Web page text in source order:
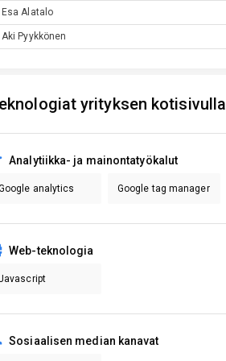
Esa Alatalo
Aki Pyykkönen
yrityksen kotisivulla
Analytiikka- ja mainontatyökalut
analytics Google tag manager
Web-teknologia
Sosiaalisen median kanavat